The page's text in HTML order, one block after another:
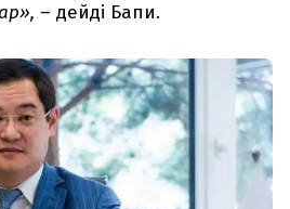
– дейді Бапи.